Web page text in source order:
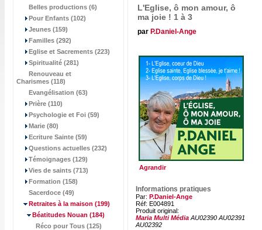
Belles productions (6)
Pour Enfants (102)
Jeunes (159)
Familles (292)
Eglise et Sacrements (223)
Spiritualité (281)
Renouveau et
Charismes (118)
Evangélisation (63)
Prière (110)
Psychologie et Foi (59)
Marie (80)
Ecriture Sainte (59)
Questions actuelles (232)
Témoignages (129)
Vies de saints (713)
Formation (158)
Sacerdoce (49)
Retraites à la maison (199)
Béatitudes Nouan (184)
Réco pour Tous (125)
L'Eglise, ô mon amour, ô
ma joie ! 1 à 3
par P.Daniel-Ange
Agrandir
Informations pratiques
Par: P.Daniel-Ange
Réf: E004891
Produit original:
Maria Multi Média AU02390 AU02391
AU02392